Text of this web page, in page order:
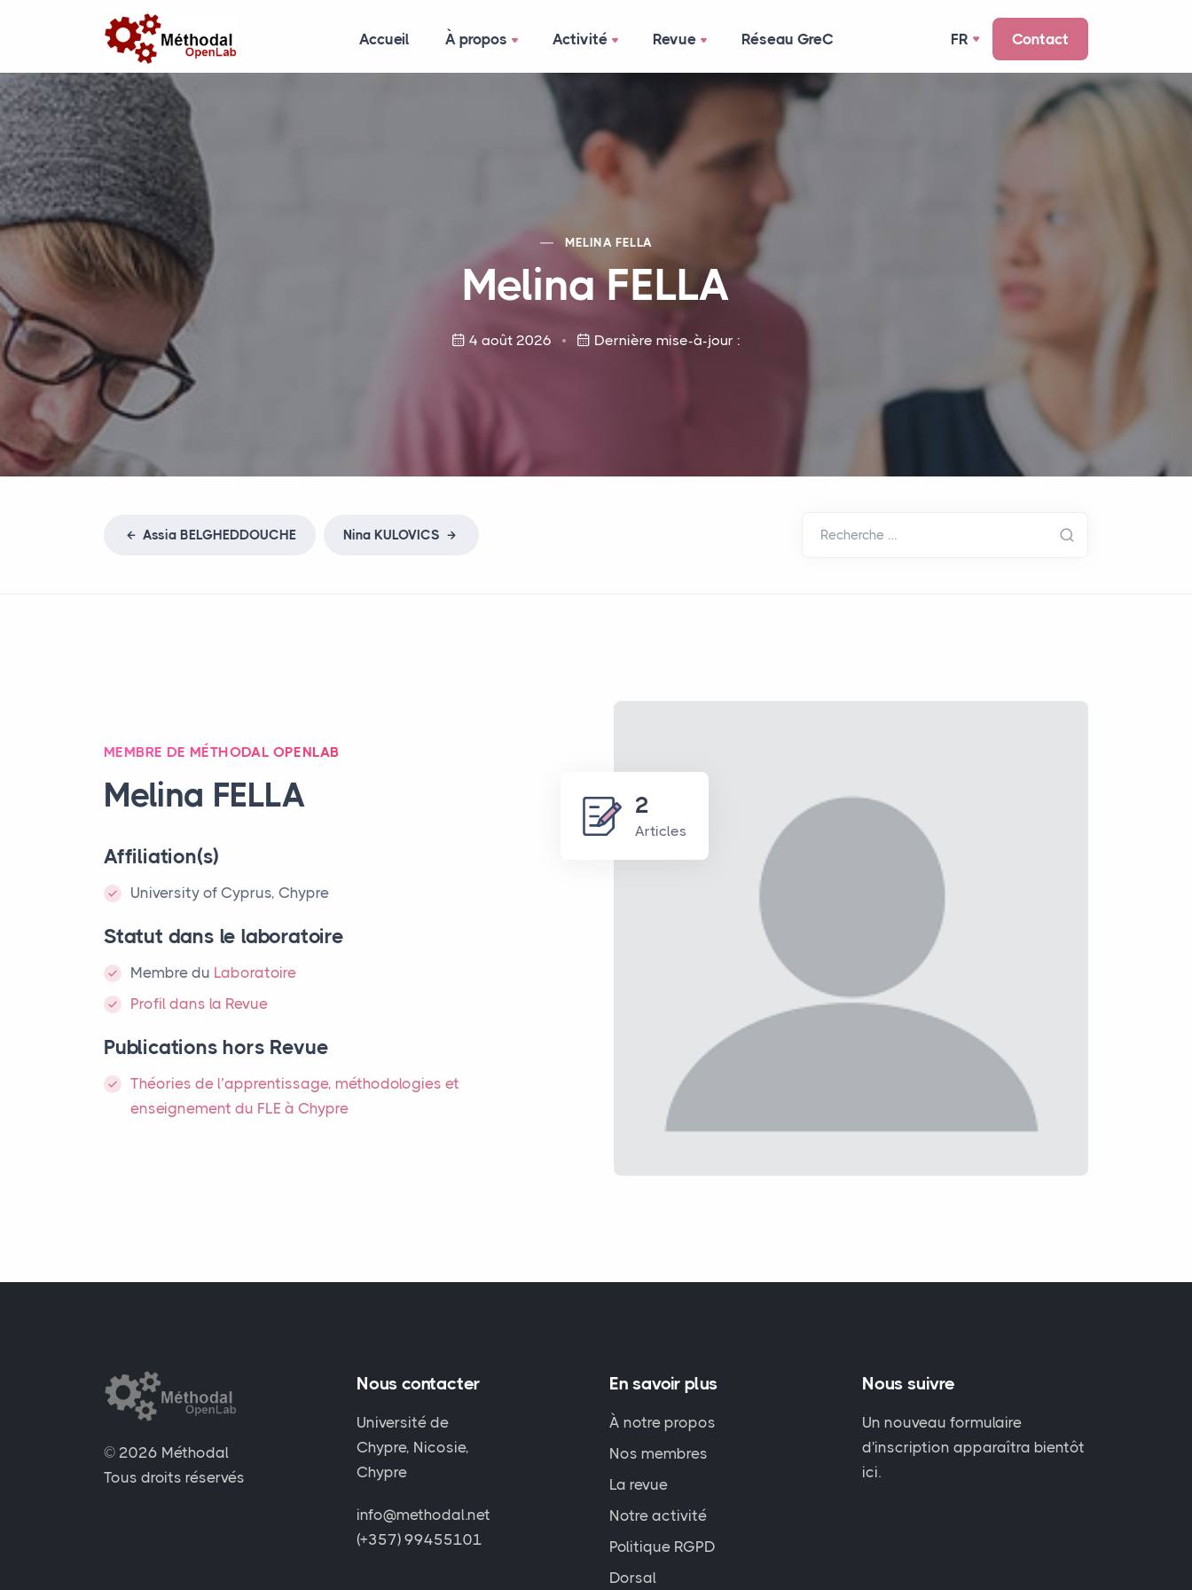
Accueil À propos Activité Revue Réseau GreC FR Contact
MELINAFELLA
MelinaFELLA
4 août 2026 Dernière mise-à-jour :
Assia BELGHEDDOUCHE Nina KULOVICS Recherche …
2
Articles
MEMBRE DE MÉTHODAL OPENLAB
Melina FELLA
Affiliation(s)
University of Cyprus, Chypre
Statut dans le laboratoire
Membre du Laboratoire
Profil dans la Revue
Publications hors Revue
Théories de l’apprentissage, méthodologies et
enseignement du FLE à Chypre
© 2026 Méthodal
Tous droits réservés
Nous contacter
Université de
Chypre, Nicosie,
Chypre
info@methodal.net
(+357) 99455101
En savoir plus
À notre propos
Nos membres
La revue
Notre activité
Politique RGPD
Dorsal
Nous suivre
Un nouveau formulaire
d'inscription apparaîtra bientôt
ici.